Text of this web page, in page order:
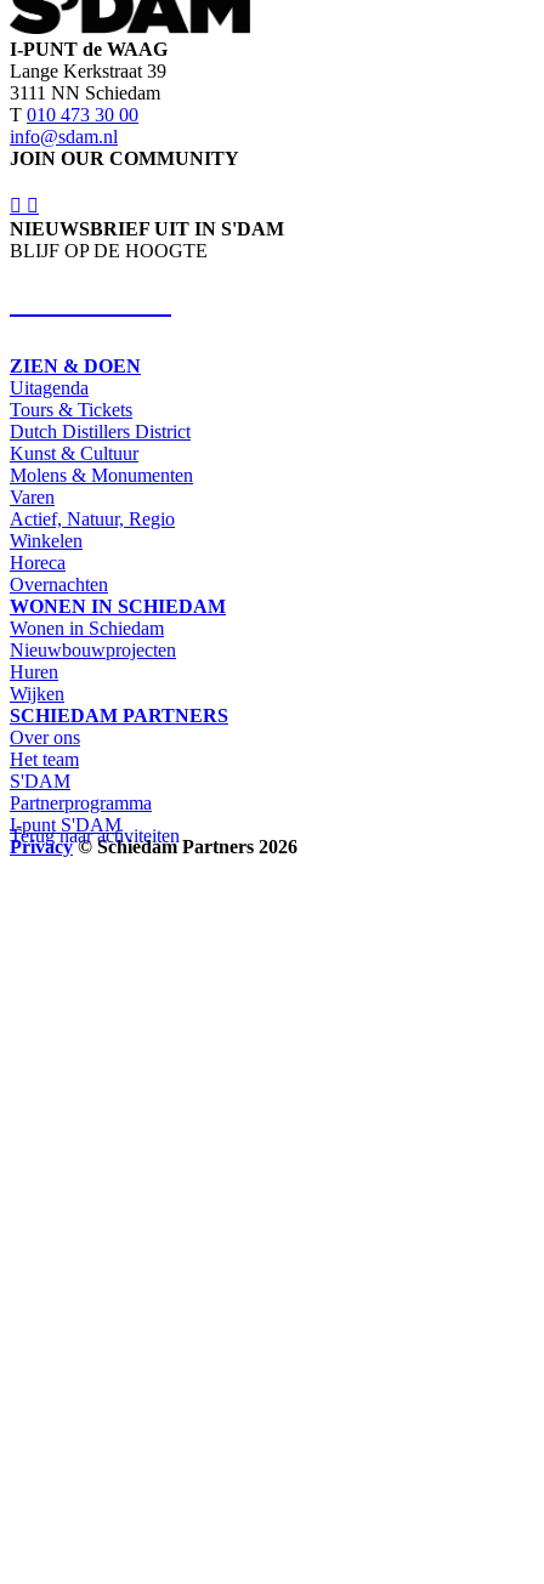
Terug naar activiteiten
I-PUNT de WAAG
Lange Kerkstraat 39
3111 NN Schiedam
T 010 473 30 00
info@sdam.nl
JOIN OUR COMMUNITY
NIEUWSBRIEF UIT IN S'DAM
BLIJF OP DE HOOGTE
ZIEN & DOEN
Uitagenda
Tours & Tickets
Dutch Distillers District
Kunst & Cultuur
Molens & Monumenten
Varen
Actief, Natuur, Regio
Winkelen
Horeca
Overnachten
WONEN IN SCHIEDAM
Wonen in Schiedam
Nieuwbouwprojecten
Huren
Wijken
SCHIEDAM PARTNERS
Over ons
Het team
S'DAM
Partnerprogramma
I-punt S'DAM
Privacy © Schiedam Partners 2026